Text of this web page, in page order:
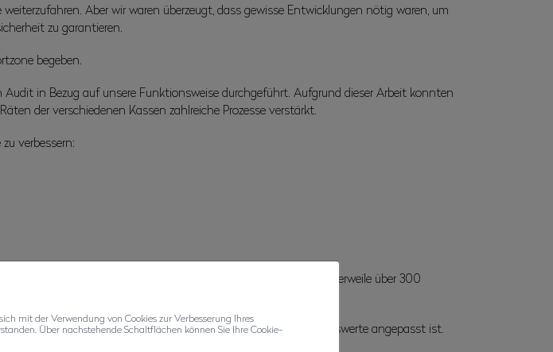
Aber wir waren überzeugt, dass gewisse Entwicklungen nötig waren, um
zu garantieren.
begeben.
in Bezug auf unsere Funktionsweise durchgeführt. Aufgrund dieser Arbeit konnten
der verschiedenen Kassen zahlreiche Prozesse verstärkt.
verbessern:
das Management eines Immobilienbestands im Wert von mittlerweile über 300
werden, die an die grosse Verantwortung für diese Vermögenswerte angepasst ist.
mit der Verwendung von Cookies zur Verbesserung Ihres
Über nachstehende Schaltflächen können Sie Ihre Cookie-